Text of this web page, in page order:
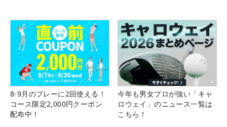
8-9月のプレーに2回使える！
コース限定2,000円クーポン
配布中！
今年も男女プロが強い「キャ
ロウェイ」のニュース一覧は
こちら！